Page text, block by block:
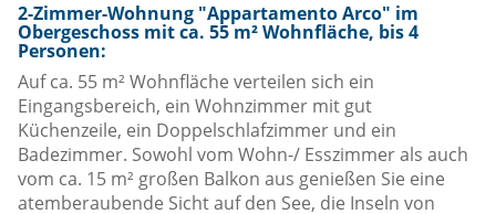
2-Zimmer-Wohnung "Appartamento Arco" im
Obergeschoss mit ca. 55 m² Wohnfläche, bis 4
Personen:
Auf ca. 55 m² Wohnfläche verteilen sich ein
Eingangsbereich, ein Wohnzimmer mit gut
Küchenzeile, ein Doppelschlafzimmer und ein
Badezimmer. Sowohl vom Wohn-/ Esszimmer als auch
vom ca. 15 m² großen Balkon aus genießen Sie eine
atemberaubende Sicht auf den See, die Inseln von